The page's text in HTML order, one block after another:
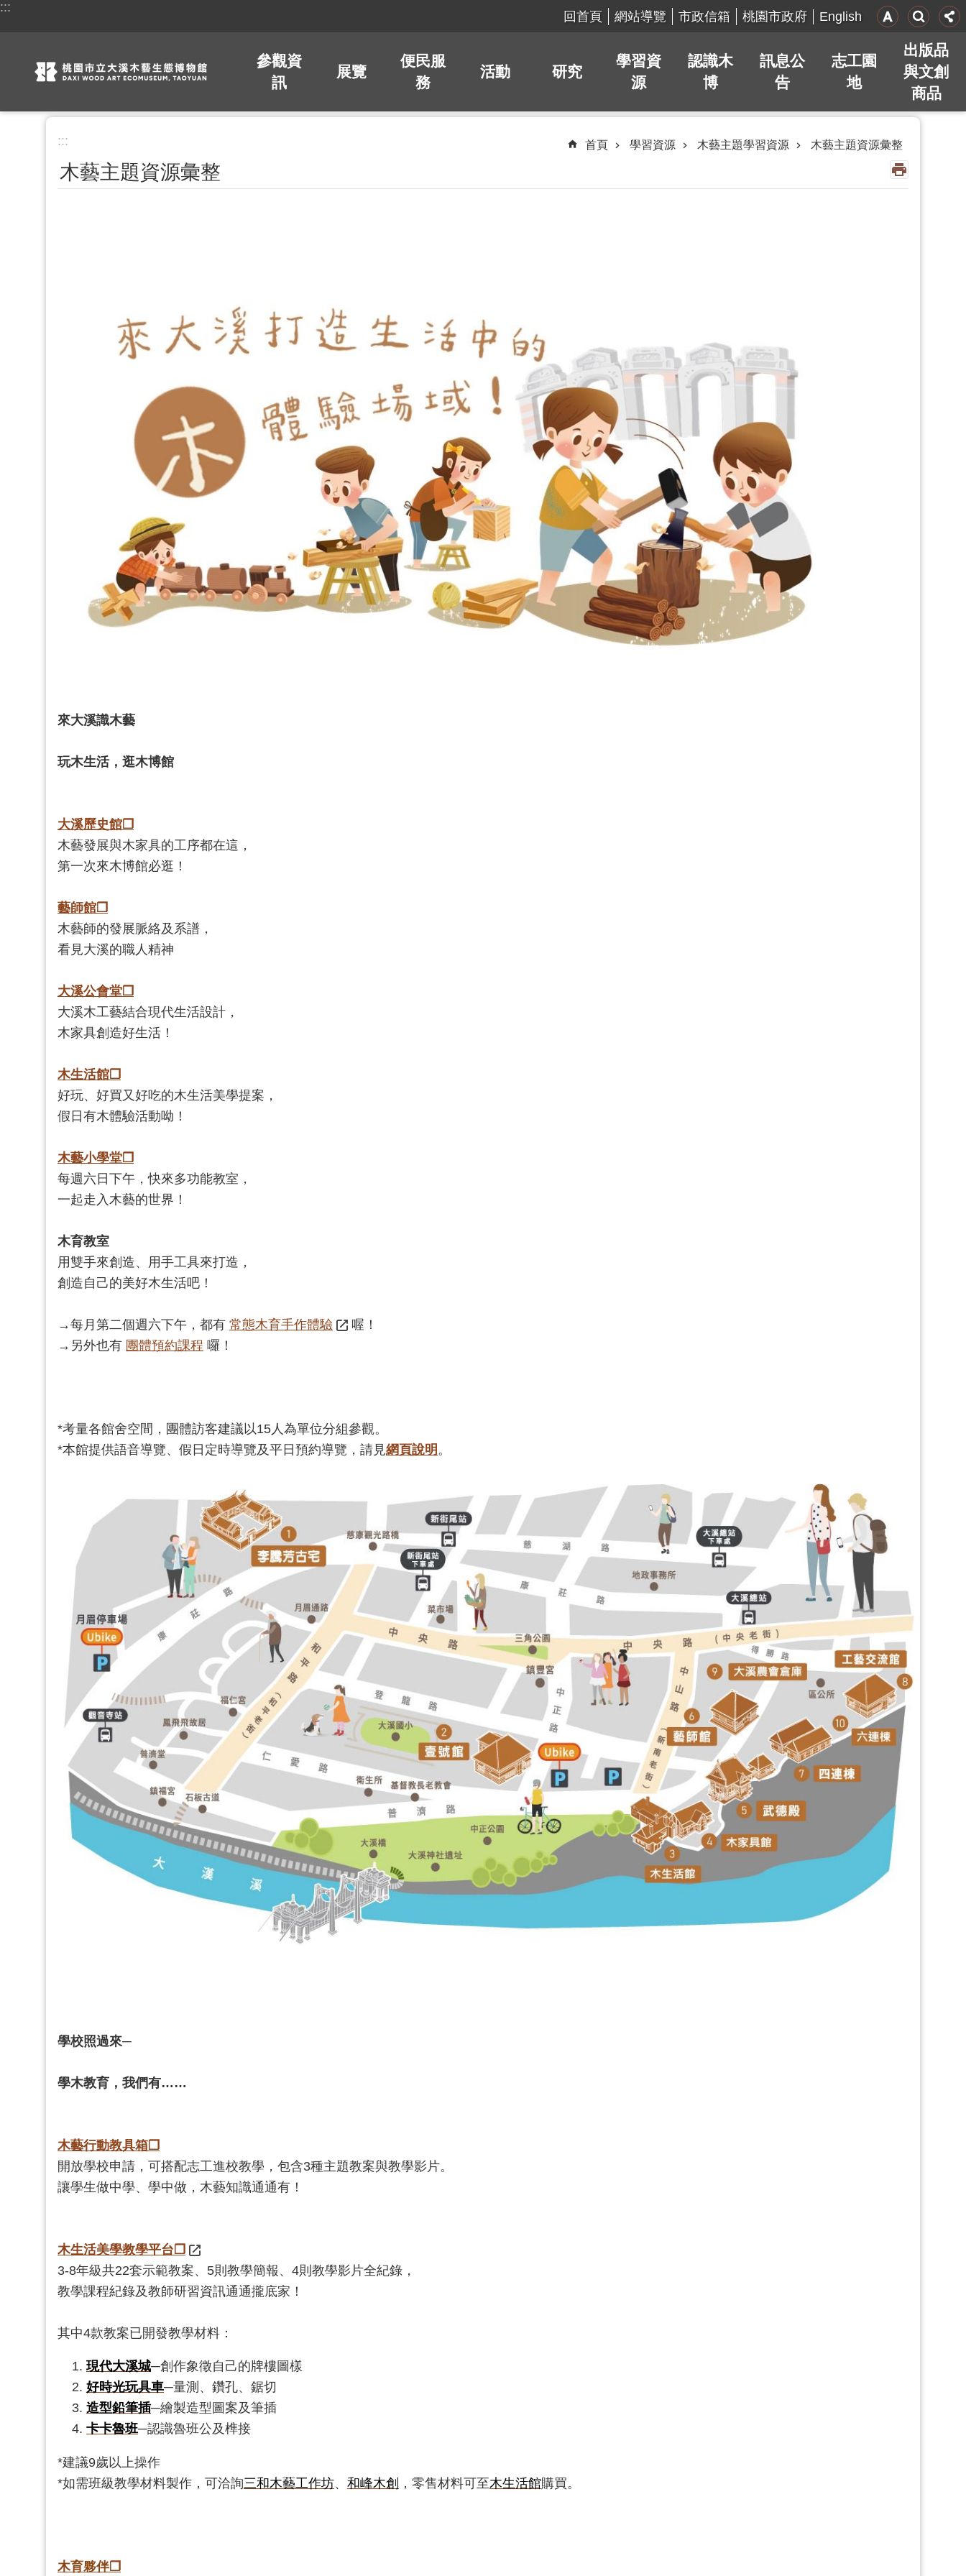
跳到主要內容區塊
:::
回首頁 網站導覽 市政信箱 桃園市政府 English
參觀資
訊
展覽
便民服
務
活動 研究
學習資
源
認識木
博
訊息公
告
志工園
地
出版品
與文創
商品
::: 首頁 學習資源 木藝主題學習資源 木藝主題資源彙整
木藝主題資源彙整
來大溪識木藝
玩木生活，逛木博館
大溪歷史館❐
木藝發展與木家具的工序都在這，
第一次來木博館必逛！
藝師館❐
木藝師的發展脈絡及系譜，
看見大溪的職人精神
大溪公會堂❐
大溪木工藝結合現代生活設計，
木家具創造好生活！
木生活館❐
好玩、好買又好吃的木生活美學提案，
假日有木體驗活動呦！
木藝小學堂❐
每週六日下午，快來多功能教室，
一起走入木藝的世界！
木育教室
用雙手來創造、用手工具來打造，
創造自己的美好木生活吧！
→每月第二個週六下午，都有 常態木育手作體驗
喔！
→另外也有 團體預約課程 囉！
*考量各館舍空間，團體訪客建議以15人為單位分組參觀。
*本館提供語音導覽、假日定時導覽及平日預約導覽，請見網頁說明 。
學校照過來─
學木教育，我們有……
木藝行動教具箱❐
開放學校申請，可搭配志工進校教學，包含3種主題教案與教學影片。
讓學生做中學、學中做，木藝知識通通有！
木生活美學教學平台❐
3-8年級共22套示範教案、5則教學簡報、4則教學影片全紀錄，
教學課程紀錄及教師研習資訊通通攏底家！
其中4款教案已開發教學材料：
現代大溪城─創作象徵自己的牌樓圖樣
好時光玩具車─量測、鑽孔、鋸切
造型鉛筆插─繪製造型圖案及筆插
卡卡魯班─認識魯班公及榫接
*建議9歲以上操作
*如需班級教學材料製作，可洽詢三和木藝工作坊、 和峰木創 ，零售材料可至木生活館購買。
木育夥伴❐